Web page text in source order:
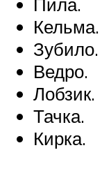
Кельма.
Зубило.
Ведро.
Лобзик.
Тачка.
Кирка.